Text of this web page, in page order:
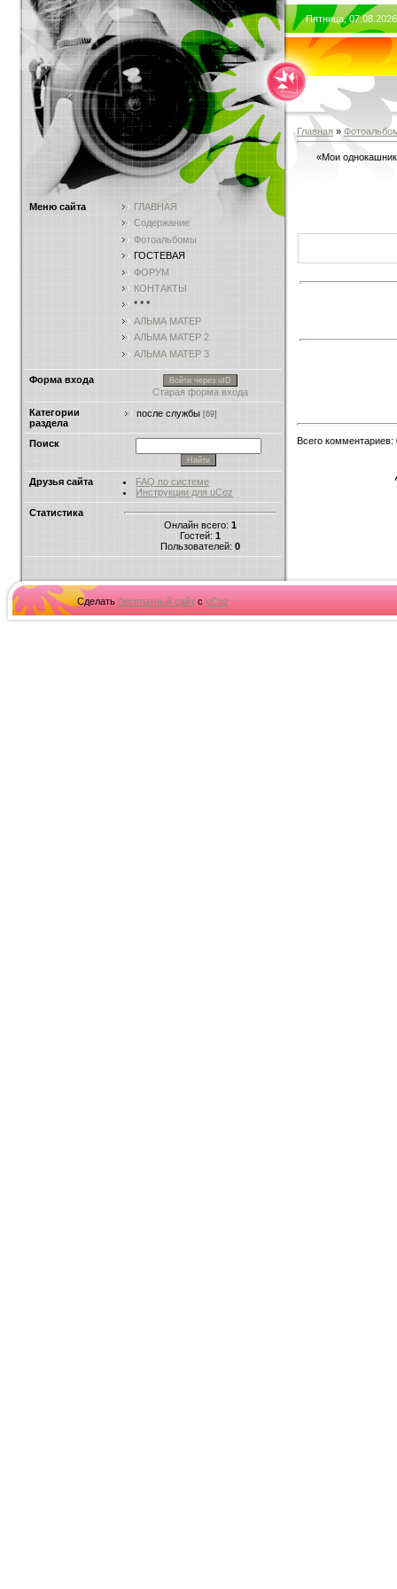
Меню сайта
ГЛАВНАЯ
Содержание
Фотоальбомы
ГОСТЕВАЯ
ФОРУМ
КОНТАКТЫ
* * *
АЛЬМА МАТЕР
АЛЬМА МАТЕР 2
АЛЬМА МАТЕР 3
Форма входа Войти через uID
Старая форма входа
Категории
раздела
после службы [69]
Поиск
Друзья сайта
FAQ по системе
Инструкции для uCoz
Статистика
Онлайн всего: 1
Гостей: 1
Пользователей: 0
Пятница,
Главная »
«Мои
Всего комментариев:
Сделать бесплатный сайт с uCoz